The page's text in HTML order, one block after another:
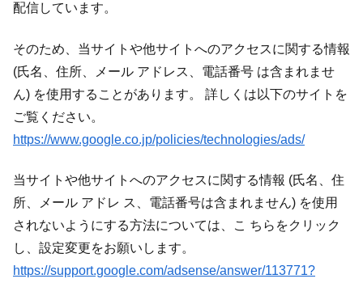
配信しています。
そのため、当サイトや他サイトへのアクセスに関する情報
(氏名、住所、メール アドレス、電話番号 は含まれませ
ん) を使用することがあります。 詳しくは以下のサイトを
ご覧ください。
https://www.google.co.jp/policies/technologies/ads/
当サイトや他サイトへのアクセスに関する情報 (氏名、住
所、メール アドレ ス、電話番号は含まれません) を使用
されないようにする方法については、こ ちらをクリック
し、設定変更をお願いします。
https://support.google.com/adsense/answer/113771?